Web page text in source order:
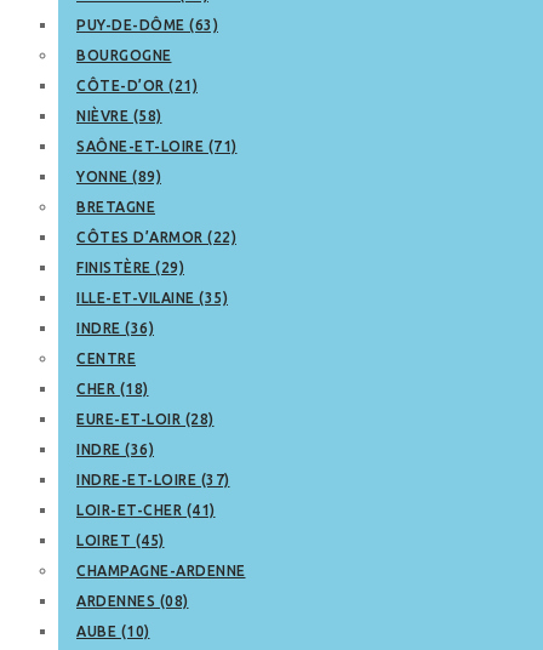
PUY-DE-DÔME (63)
BOURGOGNE
CÔTE-D’OR (21)
NIÈVRE (58)
SAÔNE-ET-LOIRE (71)
YONNE (89)
BRETAGNE
CÔTES D’ARMOR (22)
FINISTÈRE (29)
ILLE-ET-VILAINE (35)
INDRE (36)
CENTRE
CHER (18)
EURE-ET-LOIR (28)
INDRE (36)
INDRE-ET-LOIRE (37)
LOIR-ET-CHER (41)
LOIRET (45)
CHAMPAGNE-ARDENNE
ARDENNES (08)
AUBE (10)